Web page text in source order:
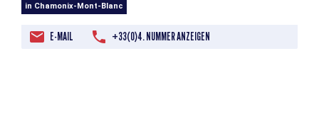
in Chamonix-Mont-Blanc
E-MAIL +33(0)4. NUMMER ANZEIGEN